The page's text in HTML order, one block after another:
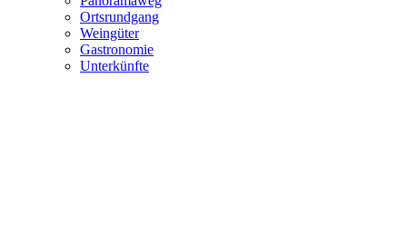
Ortsrundgang
Weingüter
Gastronomie
Unterkünfte